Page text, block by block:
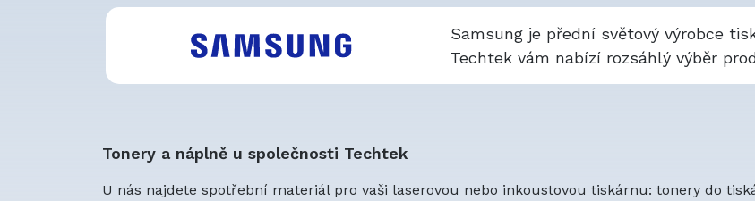
Samsung je přední světový výrobce
Techtek vám nabízí rozsáhlý výběr
Tonery a náplně u společnosti Techtek
U nás najdete spotřební materiál pro vaši laserovou nebo inkoustovou tiskárnu: tonery do